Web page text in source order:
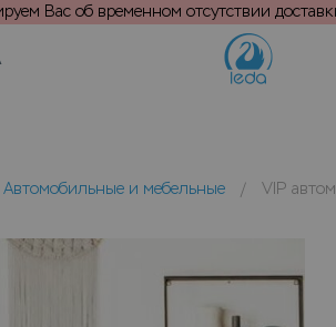
Вас об временном отсутствии
Автомобильные и мебельные / VIP